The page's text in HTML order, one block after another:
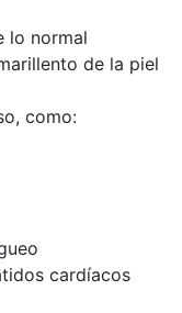
lo normal
de la piel
como:
cardíacos